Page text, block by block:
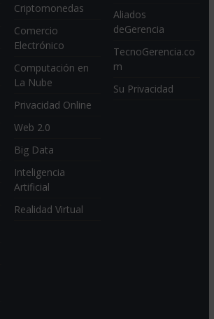
Criptomonedas
Comercio
Electrónico
Computación en
La Nube
Privacidad Online
Web 2.0
Big Data
Inteligencia
Artificial
Realidad Virtual
Aliados
deGerencia
TecnoGerencia.co
m
Su Privacidad